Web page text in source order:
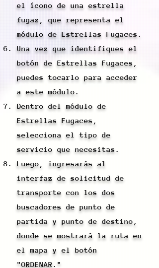
el ícono de una estrella
fugaz, que representa el
módulo de Estrellas Fugaces.
Una vez que identifiques el
botón de Estrellas Fugaces,
puedes tocarlo para acceder
a este módulo.
Dentro del módulo de
Estrellas Fugaces,
selecciona el tipo de
servicio que necesitas.
Luego, ingresarás al
interfaz de solicitud de
transporte con los dos
buscadores de punto de
partida y punto de destino,
donde se mostrará la ruta en
el mapa y el botón
"ORDENAR."